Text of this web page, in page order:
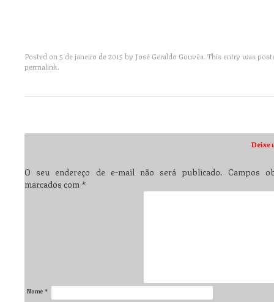
Posted on5 de janeiro de 2015 by José Geraldo Gouvêa. This entry was
permalink.
Deixe
O seu endereço de e-mail não será publicado. Campos
marcados com*
Nome *